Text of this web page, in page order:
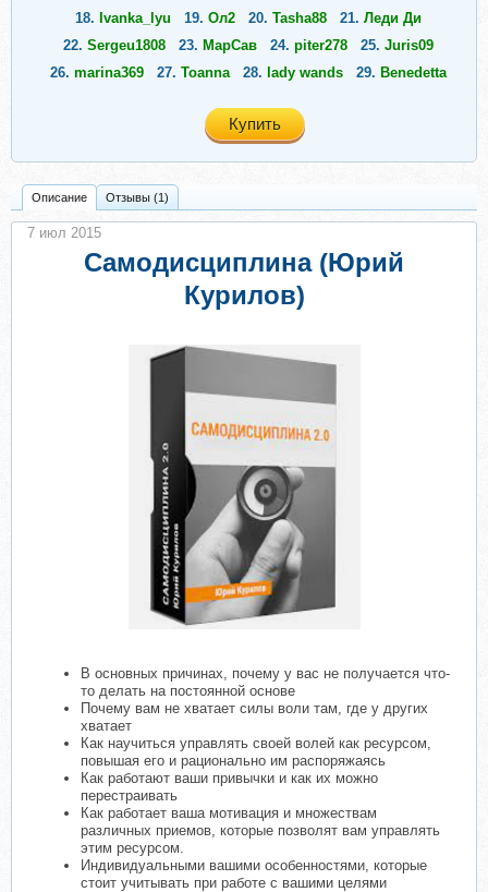
18. Ivanka_lyu 19. Ол2 20. Tasha88 21. Леди Ди
22. Sergeu1808 23. МарСав 24. piter278 25. Juris09
26. marina369 27. Toanna 28. lady wands 29. Benedetta
Купить
Описание Отзывы (1)
Самодисциплина (Юрий
Курилов)
В основных причинах, почему у вас не получается что-
то делать на постоянной основе
Почему вам не хватает силы воли там, где у других
хватает
Как научиться управлять своей волей как ресурсом,
повышая его и рационально им распоряжаясь
Как работают ваши привычки и как их можно
перестраивать
Как работает ваша мотивация и множествам
различных приемов, которые позволят вам управлять
этим ресурсом.
Индивидуальными вашими особенностями, которые
стоит учитывать при работе с вашими целями
7 июл 2015